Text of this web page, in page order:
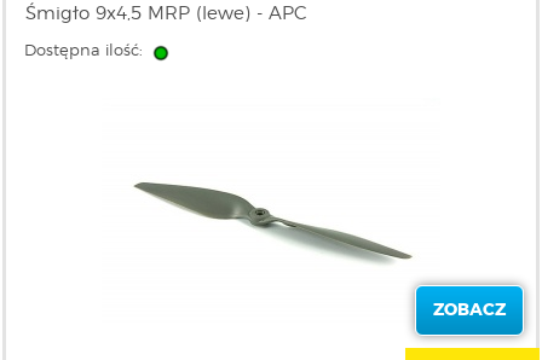
Śmigło 9x4,5 MRP (lewe) - APC
Dostępna ilość:
ZOBACZ